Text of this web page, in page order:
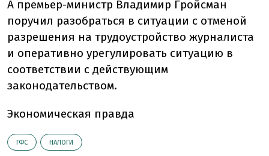
А премьер-министр Владимир Гройсман
поручил разобраться в ситуации с отменой
разрешения на трудоустройство журналиста
и оперативно урегулировать ситуацию в
соответствии с действующим
законодательством.
Экономическая правда
ГФС НАЛОГИ